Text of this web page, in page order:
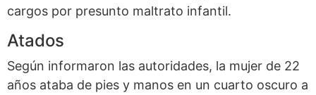
cargos por presunto maltrato infantil.
Atados
Según informaron las autoridades, la mujer de 22
años ataba de pies y manos en un cuarto oscuro a